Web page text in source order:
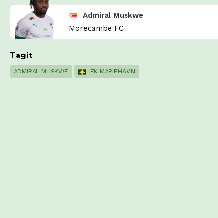
Admiral Muskwe
Morecambe FC
Tagit
ADMIRAL MUSKWE IFK MARIEHAMN